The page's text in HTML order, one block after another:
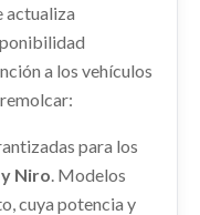
77003A4000
usado.
actualiza
a los vehículos
para los
Niro . Modelos
cuya potencia y